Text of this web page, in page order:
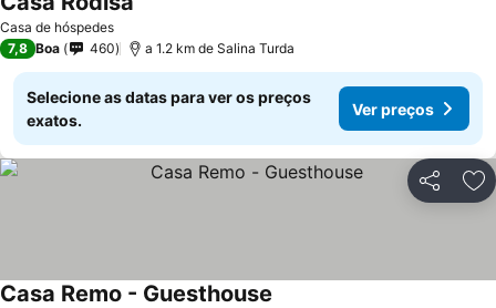
Casa de hóspedes
7,8 Boa 460 a 1.2 km de Salina Turda
Selecione as datas para ver os preços
exatos.
Ver preços
Partilhar
Casa Remo - Guesthouse